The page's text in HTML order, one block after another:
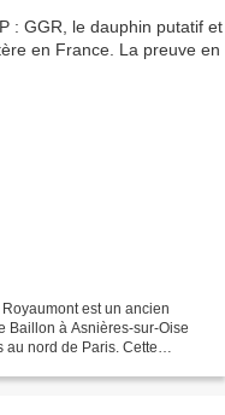
est un ancien
Baillon à Asnières-sur-Oise
au nord de Paris. Cette